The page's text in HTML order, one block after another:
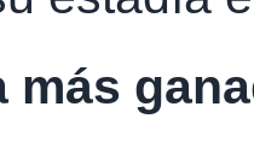
más